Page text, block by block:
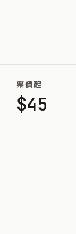
票價起
$45